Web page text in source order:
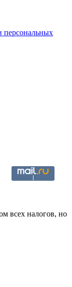
персональных
всех налогов, но